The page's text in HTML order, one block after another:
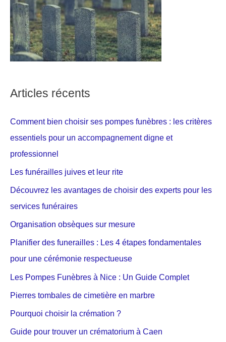
Articles récents
Comment bien choisir ses pompes funèbres : les critères
essentiels pour un accompagnement digne et
professionnel
Les funérailles juives et leur rite
Découvrez les avantages de choisir des experts pour les
services funéraires
Organisation obsèques sur mesure
Planifier des funerailles : Les 4 étapes fondamentales
pour une cérémonie respectueuse
Les Pompes Funèbres à Nice : Un Guide Complet
Pierres tombales de cimetière en marbre
Pourquoi choisir la crémation ?
Guide pour trouver un crématorium à Caen